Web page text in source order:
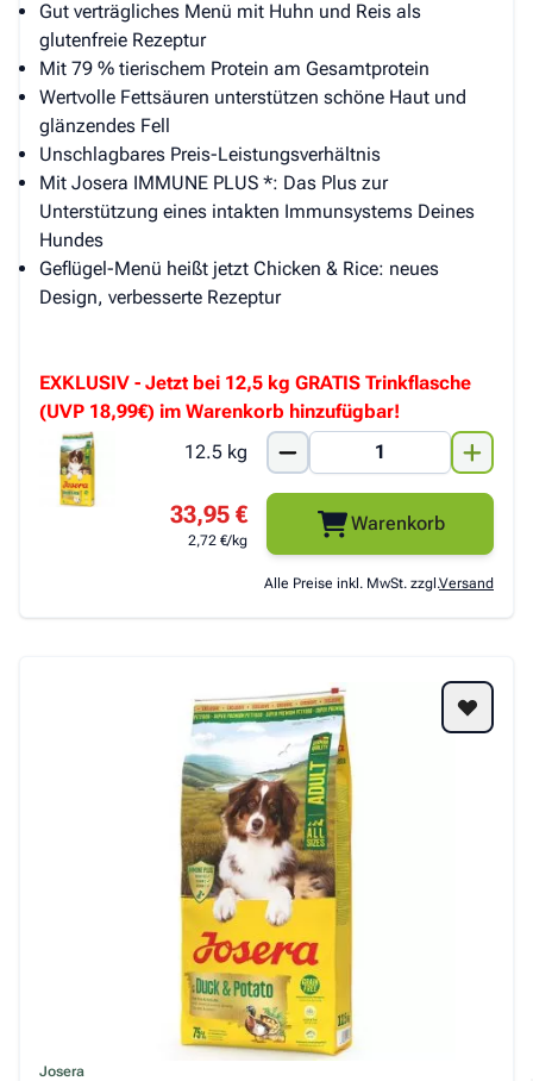
Gut verträgliches Menü mit Huhn und Reis als
glutenfreie Rezeptur
Mit 79 % tierischem Protein am Gesamtprotein
Wertvolle Fettsäuren unterstützen schöne Haut und
glänzendes Fell
Unschlagbares Preis-Leistungsverhältnis
Mit Josera IMMUNE PLUS *: Das Plus zur
Unterstützung eines intakten Immunsystems Deines
Hundes
Geflügel-Menü heißt jetzt Chicken & Rice: neues
Design, verbesserte Rezeptur
EXKLUSIV - Jetzt bei 12,5 kg GRATIS Trinkflasche
(UVP 18,99€) im Warenkorb hinzufügbar!
12.5 kg
33,95 €
2,72 €/kg
Warenkorb
Alle Preise inkl. MwSt. zzgl.Versand
Josera